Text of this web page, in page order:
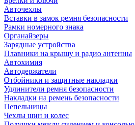
Авточехлы
Вставки в замок ремня безопасности
Рамки номерного знака
Органайзеры
Зарядные устройства
Плавники на крышу и радио антенны
Автохимия
Автодержатели
Отбойники и защитные накладки
Удлинители ремня безопасности
Накладки на ремень безопасности
Пепельницы
Чехлы шин и колес